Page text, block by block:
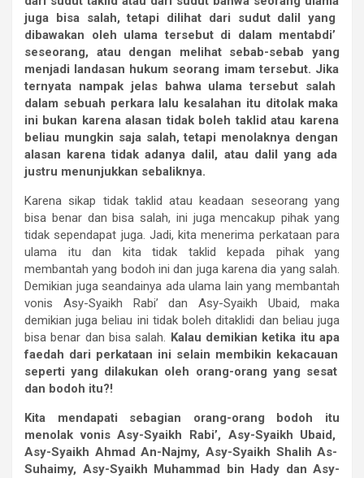
juga bisasalah, tetapi dilihat dari sudutdalil yang
dibawakan oleh ulama tersebutdi dalam mentabdi’
seseorang, atau dengan melihatsebab-sebab yang
menjadi landasan hukum seorang imam tersebut. Jika
ternyata nampakjelasbahwaulama tersebut salah
dalam sebuah perkaralalu kesalahan itu ditolakmaka
ini bukan karenaalasan tidakboleh taklid atau karena
beliau mungkin sajasalah, tetapi menolaknya dengan
alasan karena tidak adanya dalil, atau dalil yang ada
justru menunjukkan sebaliknya.
Karena sikap tidak taklid atau keadaan seseorang yang
bisa benar dan bisa salah, ini juga mencakup pihak yang
tidak sependapat juga. Jadi, kita menerima perkataan para
ulama itu dan kita tidak taklid kepada pihak yang
membantah yang bodoh ini dan juga karena dia yang salah.
Demikian juga seandainya ada ulama lain yang membantah
vonis Asy-Syaikh Rabi’ dan Asy-Syaikh Ubaid, maka
demikian juga beliau ini tidak boleh ditaklidi dan beliau juga
bisa benar dan bisa salah. Kalau demikian ketika itu apa
faedah dari perkataan ini selain membikin kekacauan
seperti yang dilakukan oleh orang-orang yang sesat
dan bodoh itu?!
Kita mendapati sebagian orang-orang bodoh itu
menolak vonisAsy-Syaikh Rabi’, Asy-Syaikh Ubaid,
Asy-Syaikh Ahmad An-Najmy, Asy-Syaikh Shalih As-
Suhaimy, Asy-Syaikh Muhammad bin Hady dan Asy-